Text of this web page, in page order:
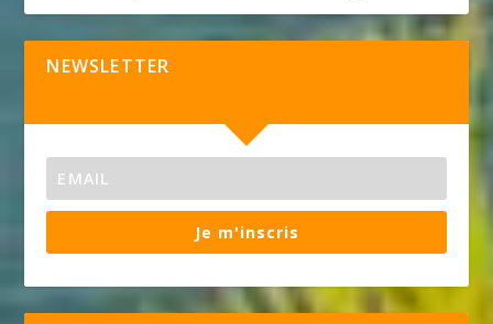
NEWSLETTER
Je m'inscris